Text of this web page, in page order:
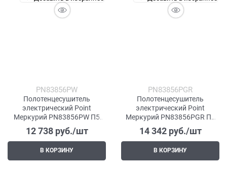
PN83856PW
Полотенцесушитель
электрический Point
Меркурий PN83856PW П5
500x600 с полкой, диммер
справа, белый
12 738 руб./шт
В КОРЗИНУ
PN83856PGR
Полотенцесушитель
электрический Point
Меркурий PN83856PGR П5
500x600 с полкой, диммер
справа, графит премиум
14 342 руб./шт
В КОРЗИНУ